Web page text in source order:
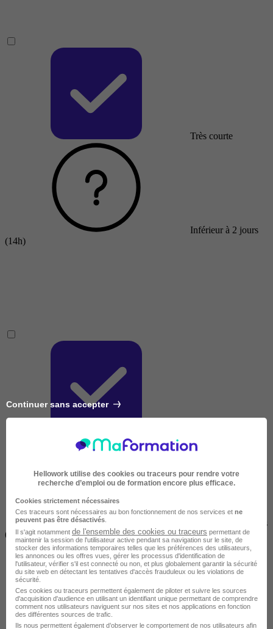
Très courte
Inférieur à 2 jours
(14h)
2 jours à 2 semaines
(14h à 70h)
Continuer sans accepter
Hellowork utilise des cookies ou traceurs pour rendre votre
recherche d’emploi ou de formation encore plus efficace.
Cookies strictement nécessaires
Ces traceurs sont nécessaires au bon fonctionnement de nos services et ne
peuvent pas être désactivés
Il s'agit notamment de l'ensemble des cookies ou traceurs permettant de
maintenir la session de l'utilisateur active pendant sa navigation sur le site, de
stocker des informations temporaires telles que les préférences des utilisateurs,
les annonces ou les offres vues, gérer les processus d'identification de
l'utilisateur, vérifier s'il est connecté ou non, et plus globalement garantir la sécurité
du site web en détectant les tentatives d'accès frauduleux ou les violations de
sécurité.
Ces cookies ou traceurs permettent également de piloter et suivre les sources
d'acquisition d'audience en utilisant un identifiant unique permettant de comprendre
comment nos utilisateurs naviguent sur nos sites et nos applications en fonction
des différentes sources de trafic.
Ils nous permettent également d’observer le comportement de nos utilisateurs afin